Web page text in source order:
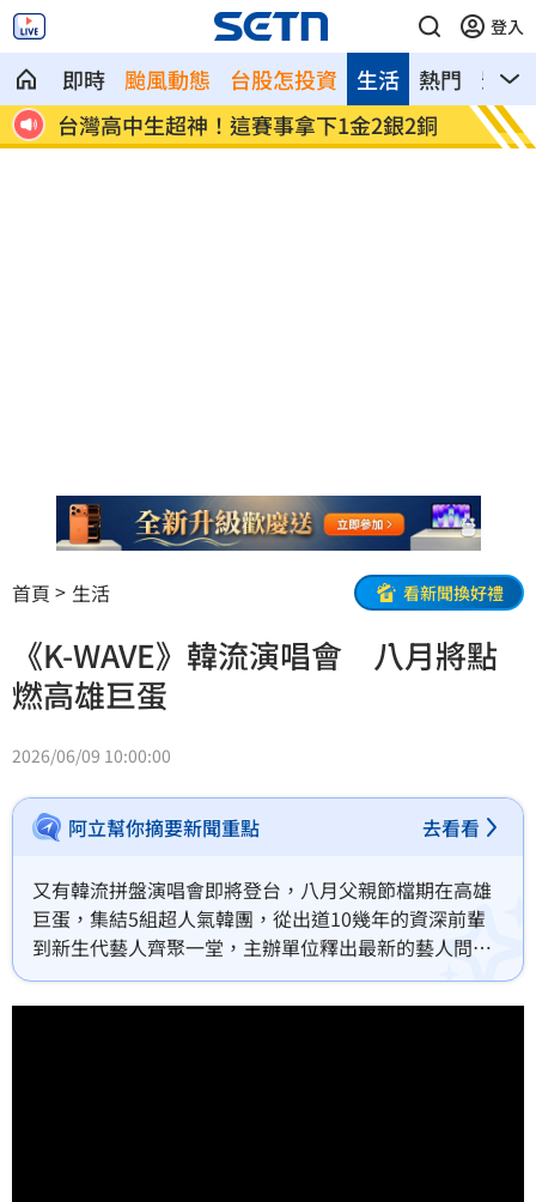
登入
即時 颱風動態 台股怎投資 熱門 影音
生活
應
台灣高中生超神！這賽事拿下1金2銀2銅
二伯
笑
首頁 生活 看新聞換好禮
《K-WAVE》韓流演唱會 八月將點
燃高雄巨蛋
2026/06/09 10:00:00
阿立幫你摘要新聞重點 去看看
又有韓流拼盤演唱會即將登台，八月父親節檔期在高雄
巨蛋，集結5組超人氣韓團，從出道10幾年的資深前輩
到新生代藝人齊聚一堂，主辦單位釋出最新的藝人問候
影片，讓粉絲們相當期待。